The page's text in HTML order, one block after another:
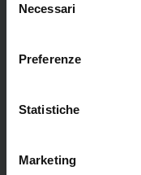
delNecessari
Preferenze
Statistiche
Marketing
MENU
Meccanica